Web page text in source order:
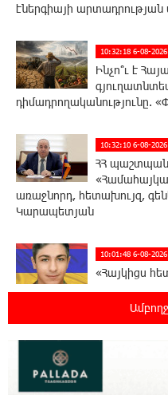
էներգիայի արտադրության
10:32:18 6-08-2026
Ինչո՞ւ է
դիմադրողականությունը.
10:32:10 6-08-2026
ՀՀ
առաջնորդ, հետախույզ,
Կարապետյան
10:01:48 6-08-2026
«Հայկիցս
պատերազմի երկրորդ օրը՝
Քարը